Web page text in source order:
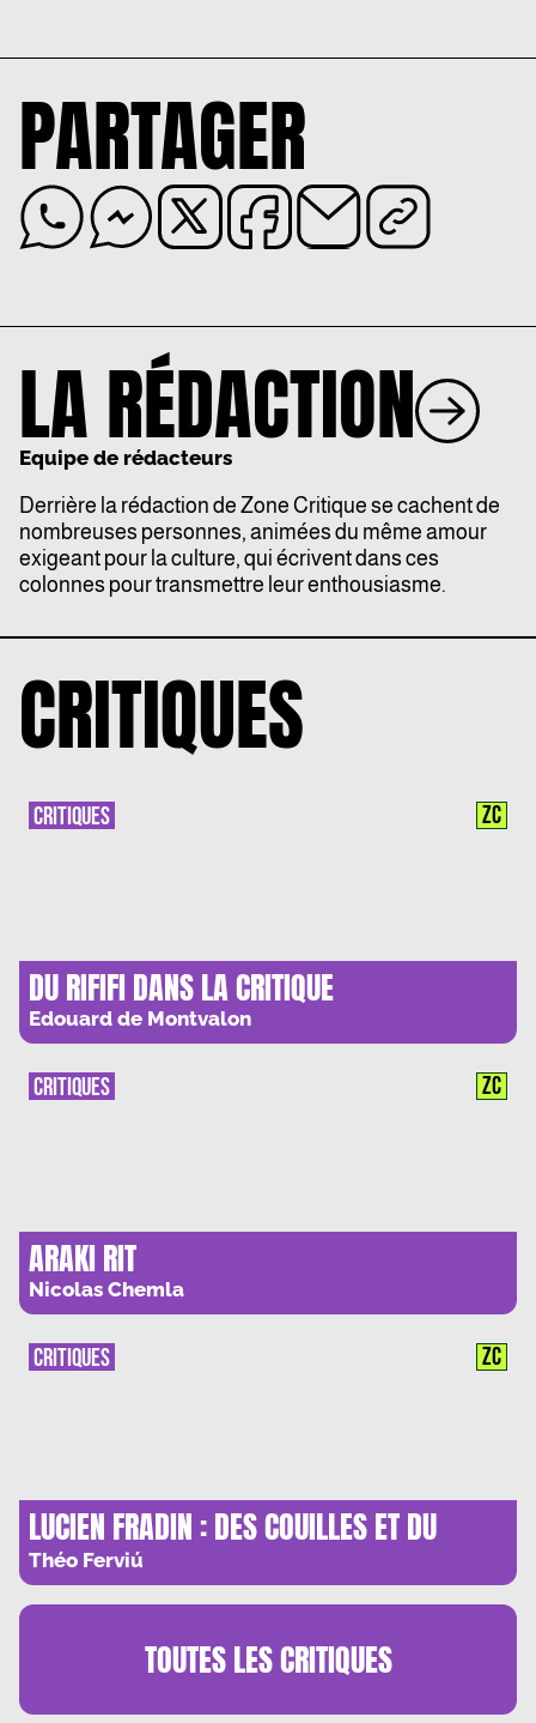
PARTAGER
LA RÉDACTION
Equipe de rédacteurs
Derrière la rédaction de Zone Critique se cachent de
nombreuses personnes, animées du même amour
exigeant pour la culture, qui écrivent dans ces
colonnes pour transmettre leur enthousiasme.
CRITIQUES
DU RIFIFI DANS LA CRITIQUE
Edouard de Montvalon
CRITIQUES ZC
ARAKI RIT
Nicolas Chemla
CRITIQUES ZC
LUCIEN FRADIN : DES COUILLES ET DU
CŒUR
Théo Ferviú
CRITIQUES ZC
TOUTES LESCRITIQUES